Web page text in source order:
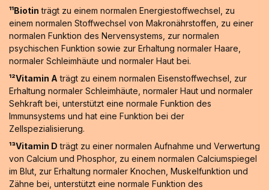
¹¹Biotin trägt zu einem normalen Energiestoffwechsel, zu
einem normalen Stoffwechsel von Makronährstoffen, zu einer
normalen Funktion des Nervensystems, zur normalen
psychischen Funktion sowie zur Erhaltung normaler Haare,
normaler Schleimhäute und normaler Haut bei.
¹²Vitamin A trägt zu einem normalen Eisenstoffwechsel, zur
Erhaltung normaler Schleimhäute, normaler Haut und normaler
Sehkraft bei, unterstützt eine normale Funktion des
Immunsystems und hat eine Funktion bei der
Zellspezialisierung.
¹³Vitamin D trägt zu einer normalen Aufnahme und Verwertung
von Calcium und Phosphor, zu einem normalen Calciumspiegel
im Blut, zur Erhaltung normaler Knochen, Muskelfunktion und
Zähne bei, unterstützt eine normale Funktion des